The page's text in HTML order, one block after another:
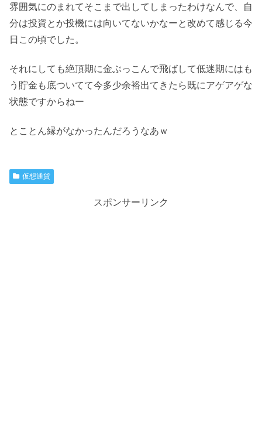
雰囲気にのまれてそこまで出してしまったわけなんで、自
分は投資とか投機には向いてないかなーと改めて感じる今
日この頃でした。
それにしても絶頂期に金ぶっこんで飛ばして低迷期にはも
う貯金も底ついてて今多少余裕出てきたら既にアゲアゲな
状態ですからねー
とことん縁がなかったんだろうなあｗ
仮想通貨
スポンサーリンク